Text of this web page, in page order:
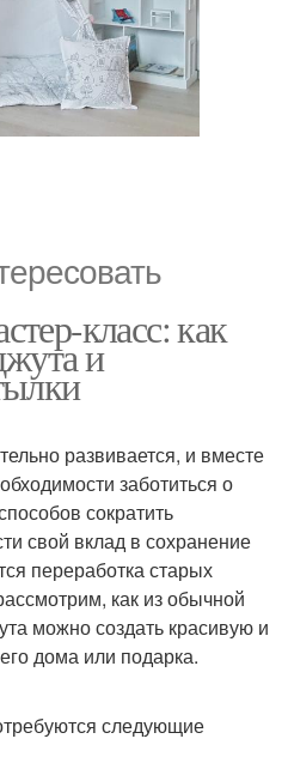
класс: как
и
развивается, и вместе
заботиться о
сократить
свой вклад в сохранение
переработка старых
как из обычной
можно создать красивую и
дома или подарка.
следующие